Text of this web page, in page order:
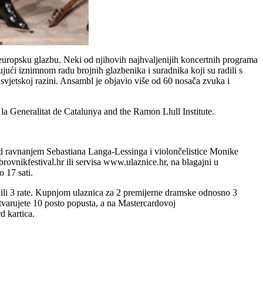
glazbu. Neki od njihovih najhvaljenijih koncertnih programa
iznimnom radu brojnih glazbenika i suradnika koji su radili s
razini. Ansambl je objavio više od 60 nosača zvuka i
Generalitat de Catalunya and the Ramon Llull Institute.
Sebastiana Langa-Lessinga i violončelistice Monike
ili servisa www.ulaznice.hr, na blagajni u
17 sati.
3 rate. Kupnjom ulaznica za 2 premijerne dramske odnosno 3
10 posto popusta, a na Mastercardovoj
kartica.